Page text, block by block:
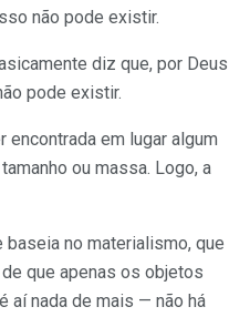
não pode existir.
diz que, por Deus
pode existir.
encontrada em lugar algum
ou massa. Logo, a
baseia no materialismo, que
que apenas os objetos
aí nada de mais — não há